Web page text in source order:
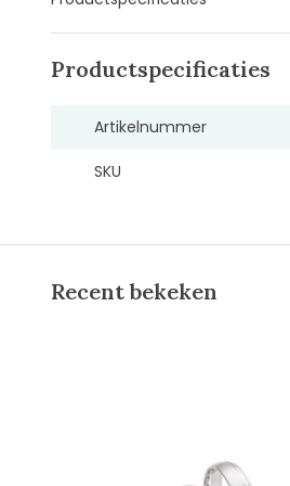
Productspecificaties
Artikelnummer
SKU
Recent bekeken